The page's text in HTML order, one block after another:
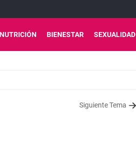
NUTRICIÓN BIENESTAR SEXUALIDAD
Siguiente Tema